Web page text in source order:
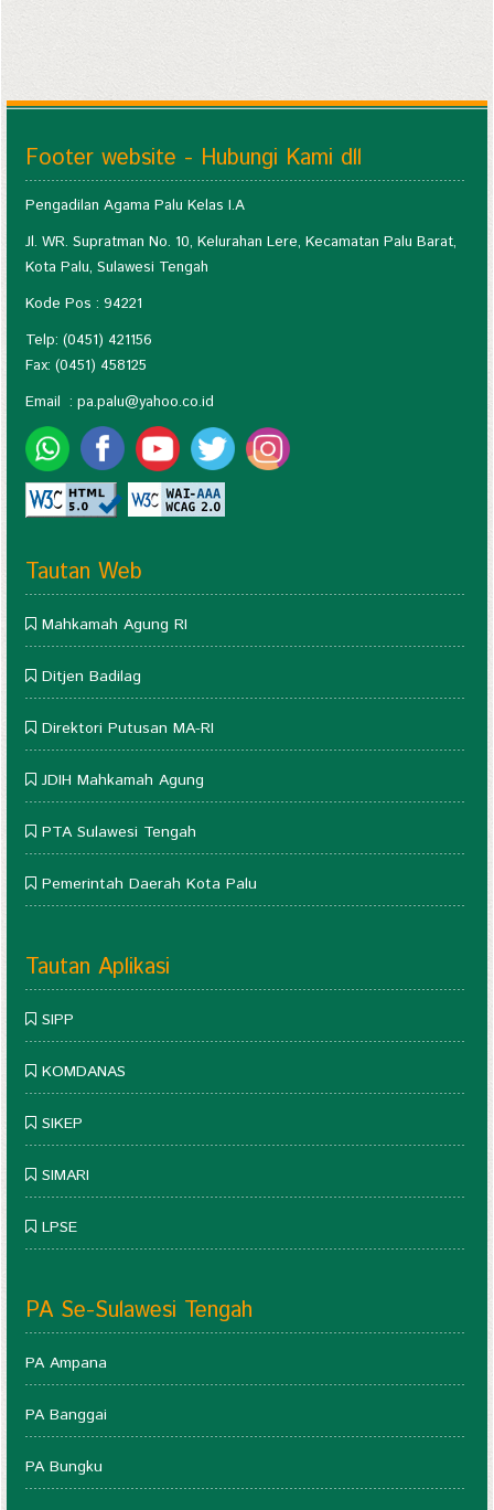
Footer website - Hubungi Kami dll
Pengadilan Agama Palu Kelas I.A
Jl. WR. Supratman No. 10, Kelurahan Lere, Kecamatan Palu Barat,
Kota Palu, Sulawesi Tengah
Kode Pos : 94221
Telp: (0451) 421156
Fax: (0451) 458125
Email : pa.palu@yahoo.co.id
Tautan Web
Mahkamah Agung RI
Ditjen Badilag
Direktori Putusan MA-RI
JDIH Mahkamah Agung
PTA Sulawesi Tengah
Pemerintah Daerah Kota Palu
Tautan Aplikasi
SIPP
KOMDANAS
SIKEP
SIMARI
LPSE
PA Se-Sulawesi Tengah
PA Ampana
PA Banggai
PA Bungku